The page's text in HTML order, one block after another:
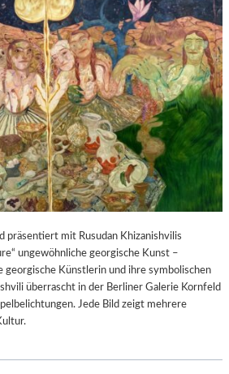
präsentiert mit Rusudan Khizanishvilis
ungewöhnliche georgische Kunst –
georgische Künstlerin und ihre symbolischen
überrascht in der Berliner Galerie Kornfeld
Jede Bild zeigt mehrere